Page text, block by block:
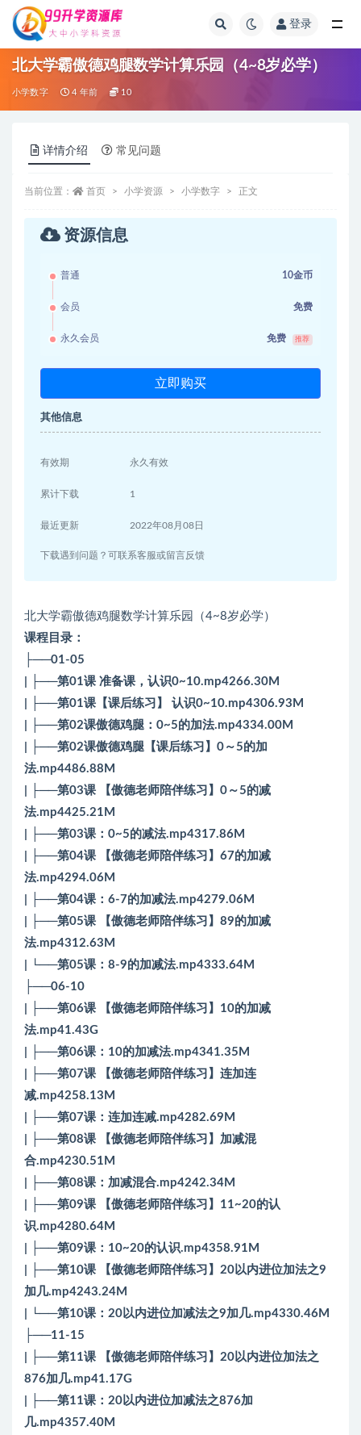
登录
北大学霸傲德鸡腿数学计算乐园（4~8岁必学）
小学数字 4 年前 10
详情介绍 常见问题
当前位置： 首页 小学资源 小学数字 正文
资源信息
普通 10金币
会员 免费
永久会员 免费 推荐
立即购买
其他信息
有效期 永久有效
累计下载 1
最近更新 2022年08月08日
下载遇到问题？可联系客服或留言反馈
北大学霸傲德鸡腿数学计算乐园（4~8岁必学）
课程目录：
├──01-05
| ├──第01课 准备课，认识0~10.mp4266.30M
| ├──第01课【课后练习】 认识0~10.mp4306.93M
| ├──第02课傲德鸡腿：0~5的加法.mp4334.00M
| ├──第02课傲德鸡腿【课后练习】0～5的加
法.mp4486.88M
| ├──第03课 【傲德老师陪伴练习】0～5的减
法.mp4425.21M
| ├──第03课：0~5的减法.mp4317.86M
| ├──第04课 【傲德老师陪伴练习】67的加减
法.mp4294.06M
| ├──第04课：6-7的加减法.mp4279.06M
| ├──第05课 【傲德老师陪伴练习】89的加减
法.mp4312.63M
| └──第05课：8-9的加减法.mp4333.64M
├──06-10
| ├──第06课 【傲德老师陪伴练习】10的加减
法.mp41.43G
| ├──第06课：10的加减法.mp4341.35M
| ├──第07课 【傲德老师陪伴练习】连加连
减.mp4258.13M
| ├──第07课：连加连减.mp4282.69M
| ├──第08课 【傲德老师陪伴练习】加减混
合.mp4230.51M
| ├──第08课：加减混合.mp4242.34M
| ├──第09课 【傲德老师陪伴练习】11~20的认
识.mp4280.64M
| ├──第09课：10~20的认识.mp4358.91M
| ├──第10课 【傲德老师陪伴练习】20以内进位加法之9
加几.mp4243.24M
| └──第10课：20以内进位加减法之9加几.mp4330.46M
├──11-15
| ├──第11课 【傲德老师陪伴练习】20以内进位加法之
876加几.mp41.17G
| ├──第11课：20以内进位加减法之876加
几.mp4357.40M